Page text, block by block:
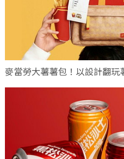
麥當勞大薯薯包！以設計翻玩